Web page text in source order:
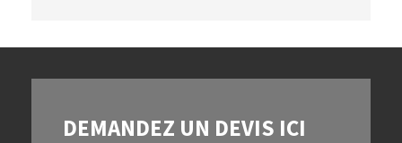
DEMANDEZ UN DEVIS ICI